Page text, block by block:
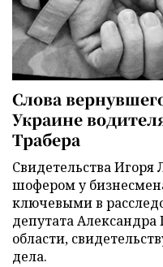
Слова
Украине
Трабера
Свидетельства Игоря
шофером у
ключевыми в
депутата
области,
дела.